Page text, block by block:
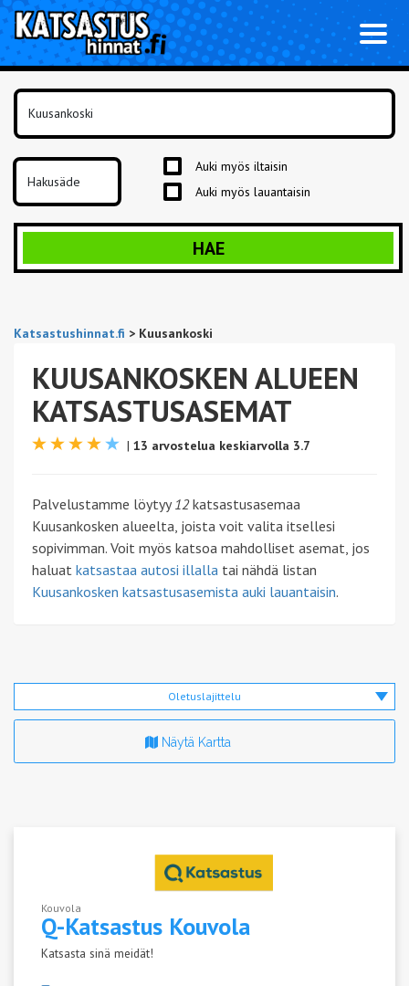
Auki myös iltaisin
Auki myös lauantaisin
HAE
Katsastushinnat.fi > Kuusankoski
KUUSANKOSKEN ALUEEN
KATSASTUSASEMAT
| 13 arvostelua keskiarvolla 3.7
Palvelustamme löytyy12katsastusasemaa
Kuusankosken alueelta, joista voit valita itsellesi
sopivimman. Voit myös katsoa mahdolliset asemat, jos
haluat katsastaa autosi illalla tai nähdä listan
Kuusankosken katsastusasemista auki lauantaisin.
Oletuslajittelu
Näytä Kartta
Kouvola
Q-Katsastus Kouvola
Katsasta sinä meidät!